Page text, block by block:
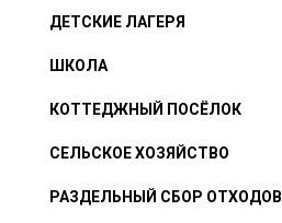
ДЕТСКИЕ ЛАГЕРЯ
ШКОЛА
КОТТЕДЖНЫЙ ПОСЁЛОК
СЕЛЬСКОЕ ХОЗЯЙСТВО
РАЗДЕЛЬНЫЙ СБОР ОТХОДОВ